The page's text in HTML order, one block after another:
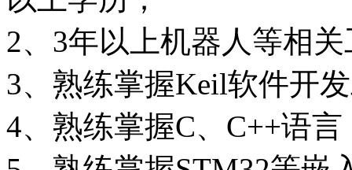
2、3年以上机器人等相
3、熟练掌握Keil软件开
4、熟练掌握C、C++语言